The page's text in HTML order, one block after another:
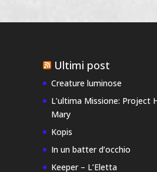
Ultimi post
Creature luminose
L’ultima Missione: Project
Mary
Kopis
In un batter d’occhio
Keeper – L’Eletta